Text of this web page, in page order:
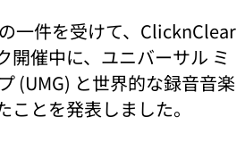
一件を受けて、ClicknClear
開催中に、ユニバーサル ミ
(UMG) と世界的な録音音楽
とを発表しました。